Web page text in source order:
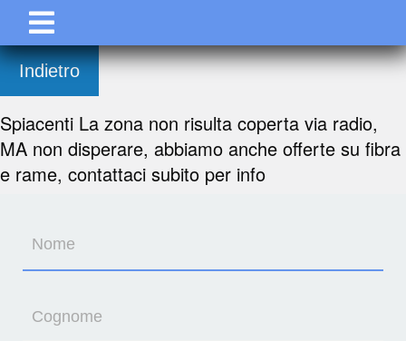
Indietro
Spiacenti La zona non risulta coperta via radio,
MA non disperare, abbiamo anche offerte su fibra
e rame, contattaci subito per info
Nome
Cognome